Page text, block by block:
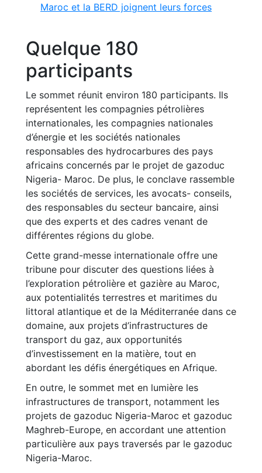
Maroc et la BERD joignent leurs forces
Quelque 180
participants
Le sommet réunit environ 180 participants. Ils
représentent les compagnies pétrolières
internationales, les compagnies nationales
d’énergie et les sociétés nationales
responsables des hydrocarbures des pays
africains concernés par le projet de gazoduc
Nigeria- Maroc. De plus, le conclave rassemble
les sociétés de services, les avocats- conseils,
des responsables du secteur bancaire, ainsi
que des experts et des cadres venant de
différentes régions du globe.
Cette grand-messe internationale offre une
tribune pour discuter des questions liées à
l’exploration pétrolière et gazière au Maroc,
aux potentialités terrestres et maritimes du
littoral atlantique et de la Méditerranée dans ce
domaine, aux projets d’infrastructures de
transport du gaz, aux opportunités
d’investissement en la matière, tout en
abordant les défis énergétiques en Afrique.
En outre, le sommet met en lumière les
infrastructures de transport, notamment les
projets de gazoduc Nigeria-Maroc et gazoduc
Maghreb-Europe, en accordant une attention
particulière aux pays traversés par le gazoduc
Nigeria-Maroc.